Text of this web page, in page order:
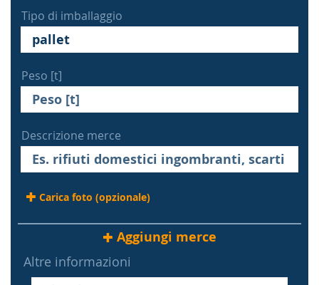
Tipo di imballaggio
Peso [t]
Descrizione merce
Carica foto (opzionale)
Aggiungi merce
Altre informazioni